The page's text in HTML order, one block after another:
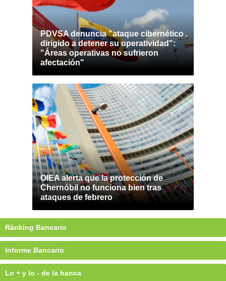
PDVSA denuncia "ataque cibernético
dirigido a detener su operatividad":
"Áreas operativas no sufrieron
afectación"
OIEA alerta que la protección de
Chernóbil no funciona bien tras
ataques de febrero
Ránking Bancario
Informe Bancario
Lo + y lo - de la banca